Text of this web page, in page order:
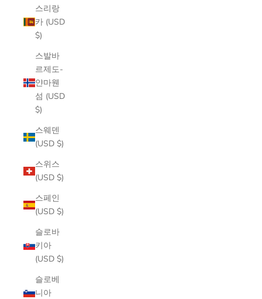
스리랑
카 (USD
$)
스발바
르제도-
얀마웬
섬 (USD
$)
스웨덴
(USD $)
스위스
(USD $)
스페인
(USD $)
슬로바
키아
(USD $)
슬로베
니아